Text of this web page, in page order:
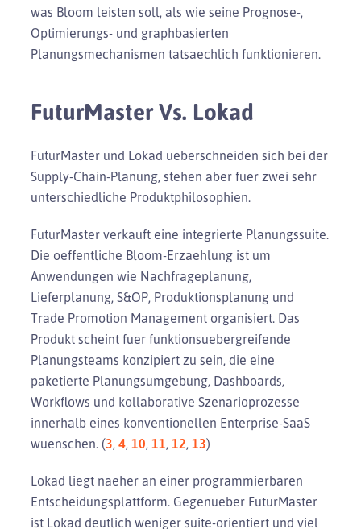
was Bloom leisten soll, als wie seine Prognose-,
Optimierungs- und graphbasierten
Planungsmechanismen tatsaechlich funktionieren.
FuturMaster Vs. Lokad
FuturMaster und Lokad ueberschneiden sich bei der
Supply-Chain-Planung, stehen aber fuer zwei sehr
unterschiedliche Produktphilosophien.
FuturMaster verkauft eine integrierte Planungssuite.
Die oeffentliche Bloom-Erzaehlung ist um
Anwendungen wie Nachfrageplanung,
Lieferplanung, S&OP, Produktionsplanung und
Trade Promotion Management organisiert. Das
Produkt scheint fuer funktionsuebergreifende
Planungsteams konzipiert zu sein, die eine
paketierte Planungsumgebung, Dashboards,
Workflows und kollaborative Szenarioprozesse
innerhalb eines konventionellen Enterprise-SaaS
wuenschen. (3, 4, 10, 11, 12, 13)
Lokad liegt naeher an einer programmierbaren
Entscheidungsplattform. Gegenueber FuturMaster
ist Lokad deutlich weniger suite-orientiert und viel